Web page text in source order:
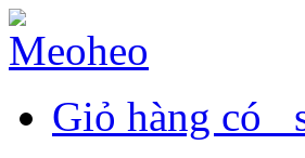
Giỏ hàng có